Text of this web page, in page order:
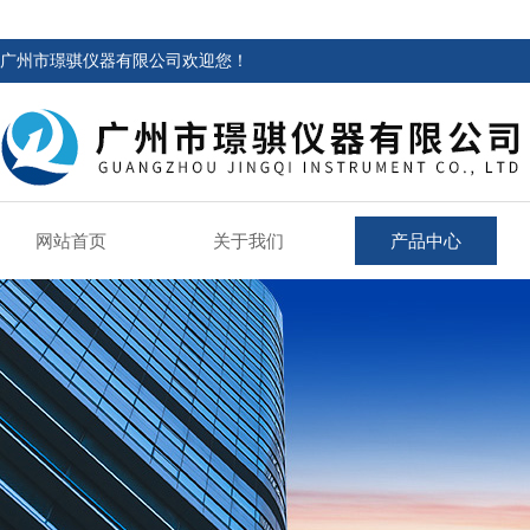
广州市璟骐仪器有限公司欢迎您！
网站首页 关于我们 产品中心